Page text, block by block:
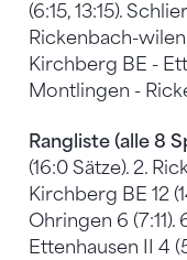
(6:15, 13:15).
Rickenbach-wilen
Kirchberg BE -
Montlingen -
Rangliste (alle 8
(16:0 Sätze). 2.
Kirchberg BE 12
Ohringen 6 (7:11).
Ettenhausen II 4